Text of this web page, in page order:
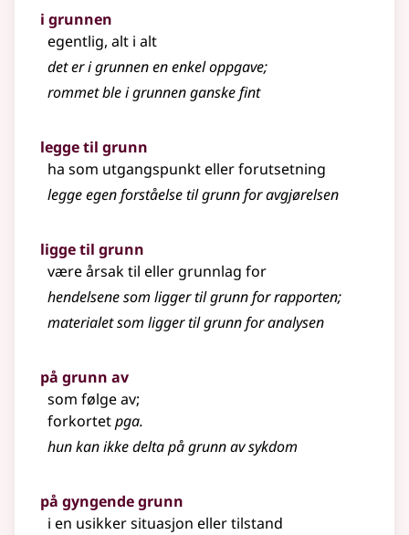
i grunnen
egentlig, alt i alt
det er i grunnen en enkel oppgave;
rommet ble i grunnen ganske fint
legge til grunn
ha som utgangspunkt eller forutsetning
legge egen forståelse til grunn for avgjørelsen
ligge til grunn
være årsak til eller grunnlag for
hendelsene som ligger til grunn for rapporten;
materialet som ligger til grunn for analysen
på grunn av
som følge av;
forkortetpga.
hun kan ikke delta på grunn av sykdom
på gyngende grunn
i en usikker situasjon eller tilstand